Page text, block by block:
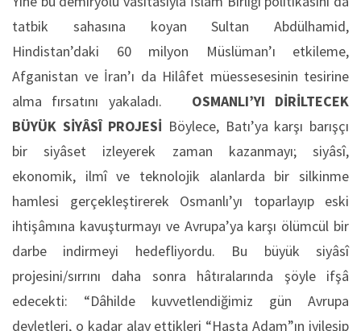
tatbik sahasına koyan Sultan Abdülhamid,
Hindistan’daki 60 milyon Müslüman’ı etkileme,
Afganistan ve İran’ı da Hilâfet müessesesinin tesirine
alma fırsatını yakaladı. OSMANLI’YI DİRİLTECEK
BÜYÜK SİYÂSÎ PROJESİ Böylece, Batı’ya karşı barışçı
bir siyâset izleyerek zaman kazanmayı; siyâsî,
ekonomik, ilmî ve teknolojik alanlarda bir silkinme
hamlesi gerçekleştirerek Osmanlı’yı toparlayıp eski
ihtişâmına kavuşturmayı ve Avrupa’ya karşı ölümcül bir
darbe indirmeyi hedefliyordu. Bu büyük siyâsî
projesini/sırrını daha sonra hâtıralarında şöyle ifşâ
edecekti: “Dâhilde kuvvetlendiğimiz gün Avrupa
devletleri, o kadar alay ettikleri “Hasta Adam”ın iyileşip